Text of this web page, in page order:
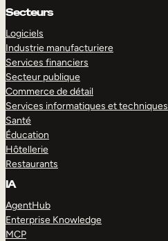
Secteurs
Logiciels
Industrie manufacturiere
Services financiers
Secteur publique
Commerce de détail
Services informatiques et techniques
Santé
Éducation
Hôtellerie
Restaurants
IA
AgentHub
Enterprise Knowledge
MCP